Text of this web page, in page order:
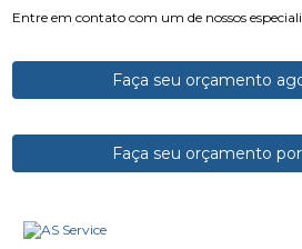
Entre em contato com um de nossos
Faça seu orçamento
Faça seu orçamento